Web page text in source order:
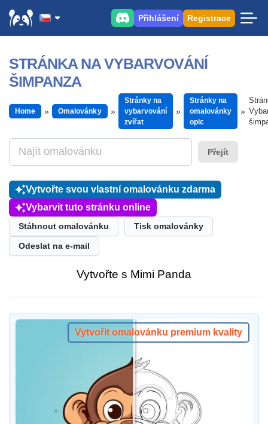
Přihlášení Registrace
STRÁNKA NA VYBARVOVÁNÍ
ŠIMPANZA
Home Omalovánky
Stránky na
vybarvování
zvířat
Stránky na
omalovánky
opic
Přejít
Vytvořte svou vlastní omalovánku zdarma
Vybarvit tuto stránku online
Stáhnout omalovánku Tisk omalovánky
Odeslat na e-mail
Vytvořte s Mimi Panda
Vytvořit omalovánku premium kvality